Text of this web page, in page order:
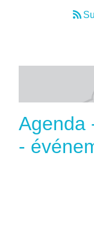
Agenda
-